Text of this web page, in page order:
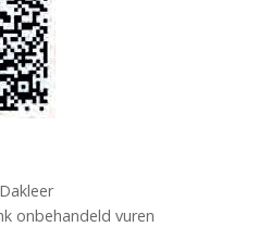
onbehandeld vuren